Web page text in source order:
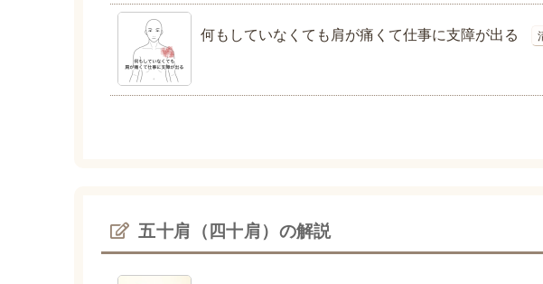
何もしていなくても肩が痛くて仕事に支障が出る
五十肩（四十肩）の解説